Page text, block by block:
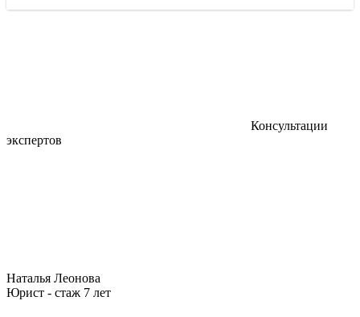
Консультации
экспертов
Наталья Леонова
Юрист - стаж 7 лет